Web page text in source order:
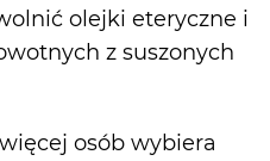
olejki eteryczne i
z suszonych
osób wybiera